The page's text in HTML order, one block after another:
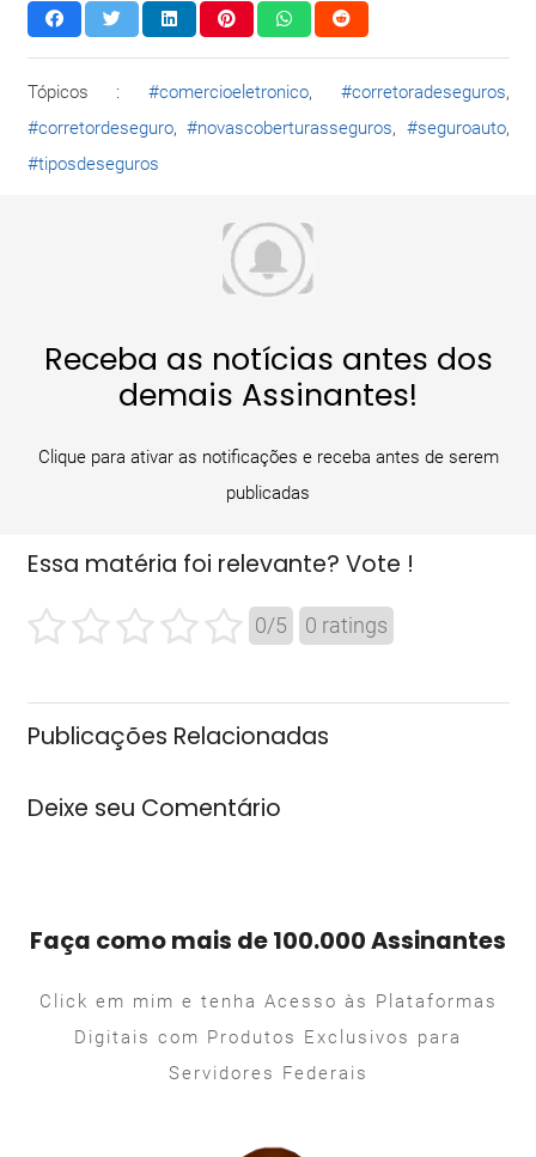
Tópicos : #comercioeletronico, #corretoradeseguros,
#corretordeseguro, #novascoberturasseguros, #seguroauto,
#tiposdeseguros
Receba as notícias antes dos
demais Assinantes!
Clique para ativar as notificações e receba antes de serem
publicadas
Essa matéria foi relevante? Vote !
0/5 0 ratings
Publicações Relacionadas
Deixe seu Comentário
Faça como mais de 100.000 Assinantes
Click em mim e tenha Acesso às Plataformas
Digitais com Produtos Exclusivos para
Servidores Federais